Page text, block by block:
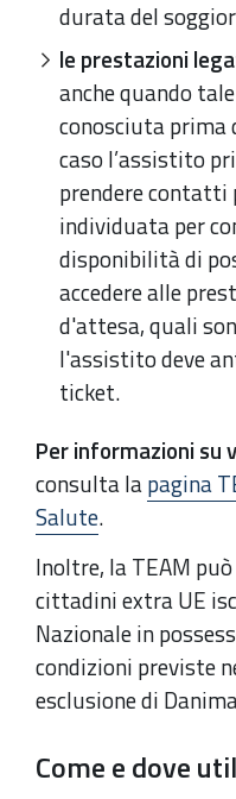
durata del
le prestazioni
anche quando
conosciuta prima
caso l’assistito
prendere
individuata per
disponibilità di
accedere alle
d'attesa, quali
l'assistito deve
ticket.
Per informazioni su
consulta lapagina
Salute.
Inoltre, la TEAM
cittadini extra UE
Nazionale in
condizioni previste
esclusione di
Come e dove